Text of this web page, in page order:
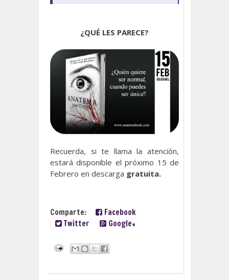
¿QUÉ LES PARECE?
Recuerda, si te llama la atención,
estará disponible el próximo 15 de
Febrero en descarga gratuita.
Comparte:
Facebook
Twitter
Google+